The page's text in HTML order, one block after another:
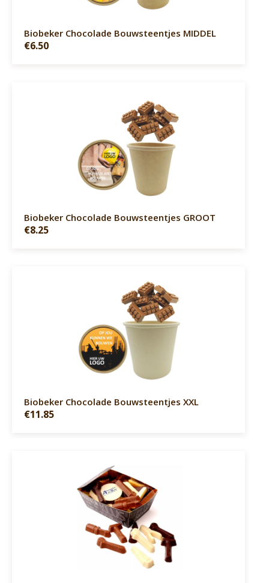
Biobeker Chocolade Bouwsteentjes MIDDEL
€6.50
Biobeker Chocolade Bouwsteentjes GROOT
€8.25
Biobeker Chocolade Bouwsteentjes XXL
€11.85